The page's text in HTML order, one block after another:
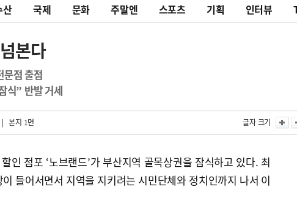
산 국제 문화 주말엔 스포츠 기획 인터뷰
본다
문점 출점
식” 반발 거세
| 본지 1면 글자 크기
인 점포 ‘노브랜드’가 부산지역 골목상권을 잠식하고 있다. 최
들어서면서 지역을 지키려는 시민단체와 정치인까지 나서 이